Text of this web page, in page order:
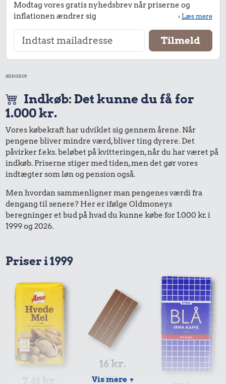
Modtag vores gratis nyhedsbrev når priserne og
inflationen ændrer sig
›Læs mere
annonce
Indkøb: Det kunne du få for
1.000 kr.
Vores købekraft har udviklet sig gennem årene. Når
pengene bliver mindre værd, bliver ting dyrere. Det
påvirker f.eks. beløbet på kvitteringen, når du har været på
indkøb. Priserne stiger med tiden, men det gør vores
indtægter som løn og pension også.
Men hvordan sammenligner man pengenes værdi fra
dengang til senere? Her er ifølge Oldmoneys
beregninger et bud på hvad du kunne købe for 1.000 kr. i
1999 og 2026.
Priser i 1999
7,61 kr.
16 kr.
200 g
Vis mere ▼